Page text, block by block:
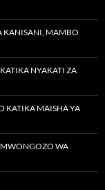
KANISANI, MAMBO
NYAKATI ZA
KATIKA MAISHA YA
WA